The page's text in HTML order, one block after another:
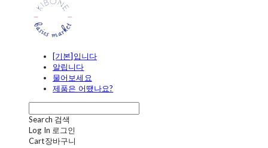
[기본]입니다
알립니다
물어보세요
제품은 어땠나요?
Search 검색
Log In 로그인
Cart장바구니